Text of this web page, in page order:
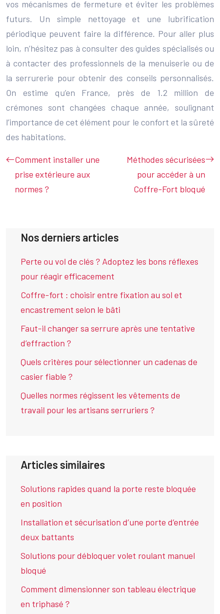
vos mécanismes de fermeture et éviter les problèmes
futurs. Un simple nettoyage et une lubrification
périodique peuvent faire la différence. Pour aller plus
loin, n’hésitez pas à consulter des guides spécialisés ou
à contacter des professionnels de la menuiserie ou de
la serrurerie pour obtenir des conseils personnalisés.
On estime qu’en France, près de 1.2 million de
crémones sont changées chaque année, soulignant
l’importance de cet élément pour le confort et la sûreté
des habitations.
Comment installer une
prise extérieure aux
normes ?
Méthodes sécurisées
pour accéder à un
Coffre-Fort bloqué
Nos derniers articles
Perte ou vol de clés ? Adoptez les bons réflexes
pour réagir efficacement
Coffre-fort : choisir entre fixation au sol et
encastrement selon le bâti
Faut-il changer sa serrure après une tentative
d’effraction ?
Quels critères pour sélectionner un cadenas de
casier fiable ?
Quelles normes régissent les vêtements de
travail pour les artisans serruriers ?
Articles similaires
Solutions rapides quand la porte reste bloquée
en position
Installation et sécurisation d’une porte d’entrée
deux battants
Solutions pour débloquer volet roulant manuel
bloqué
Comment dimensionner son tableau électrique
en triphasé ?